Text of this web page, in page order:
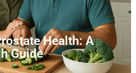
Health: A
Guide